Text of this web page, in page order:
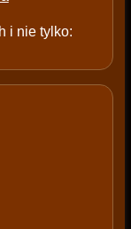
i nie tylko: